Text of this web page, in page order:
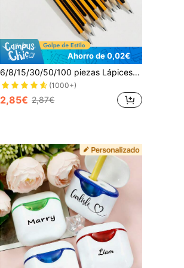
Ahorro de 0,02€
6/8/15/30/50/100 piezas Lápices HB, Barril de Madera de Álamo Rayado Amarillo, Punta Media de 0.7mm, Dureza HB - Ideal para Estudiantes y Uso de Oficina, Regreso a la Escuela
(1000+)
2,85€ 2,87€